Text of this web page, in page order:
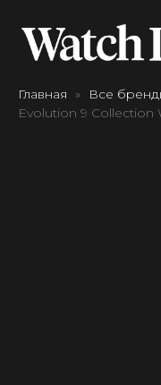
Главная Все
Evolution 9 Collection